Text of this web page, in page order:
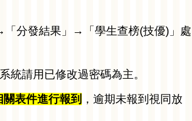
分發結果」→「學生查榜(技優)」處
統請用已修改過密碼為主。
表件進行報到 ，逾期未報到視同放